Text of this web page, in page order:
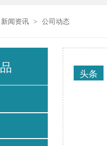
新闻资讯 > 公司动态
头条